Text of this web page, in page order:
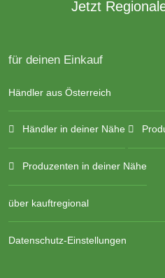
Jetzt
für deinen Einkauf
Händler aus Österreich
Händler in deiner Nähe
Produzenten in deiner Nähe
über kauftregional
Datenschutz-Einstellungen